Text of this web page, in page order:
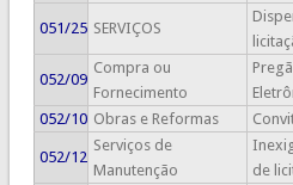
051/25 SERVIÇOS
052/09
Compra ou
Fornecimento
052/10 Obras e Reformas
052/12
Serviços de
Manutenção
de